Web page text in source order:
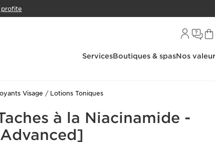
profite
ServicesBoutiques & spasNos
Visage Lotions Toniques
à la Niacinamide -